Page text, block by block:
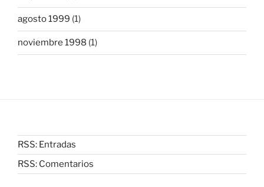
agosto 1999 (1)
noviembre 1998 (1)
RSS: Entradas
RSS: Comentarios